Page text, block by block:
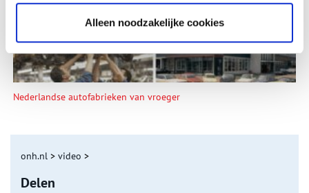
Alleen noodzakelijke cookies
Nederlandse autofabrieken van vroeger
onh.nl > video >
Delen